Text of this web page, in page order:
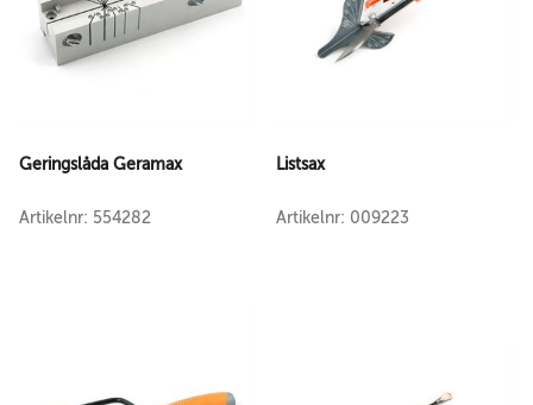
Geringslåda Geramax
Artikelnr: 554282
Listsax
Artikelnr: 009223